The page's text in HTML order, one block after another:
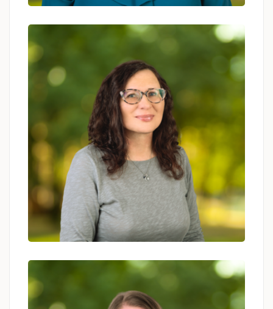
Agata Piwowar
Ewa Kotańska
psycholog, psychoterapeuta